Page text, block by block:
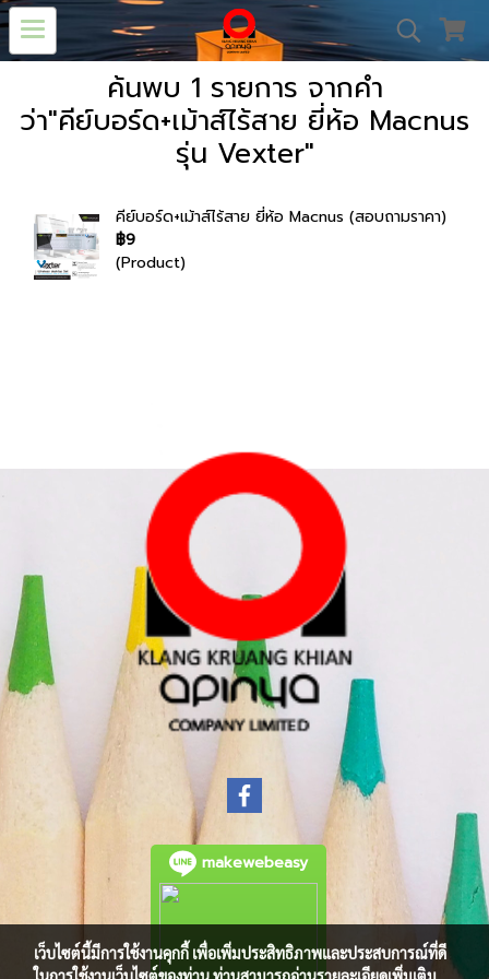
ค้นพบ 1 รายการ จากคำ
ว่า"คีย์บอร์ด+เม้าส์ไร้สาย ยี่ห้อ Macnus
รุ่น Vexter"
คีย์บอร์ด+เม้าส์ไร้สาย ยี่ห้อ Macnus (สอบถามราคา)
฿9
(Product)
makewebeasy
เว็บไซต์นี้มีการใช้งานคุกกี้ เพื่อเพิ่มประสิทธิภาพและประสบการณ์ที่ดี